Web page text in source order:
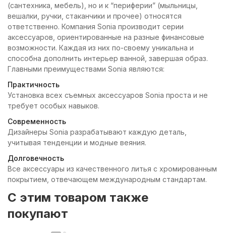
(сантехника, мебель), но и к “периферии” (мыльницы,
вешалки, ручки, стаканчики и прочее) относятся
ответственно. Компания Sonia производит серии
аксессуаров, ориентированные на разные финансовые
возможности. Каждая из них по-своему уникальна и
способна дополнить интерьер ванной, завершая образ.
Главными преимуществами Sonia являются:
Практичность
Установка всех съемных аксессуаров Sonia проста и не
требует особых навыков.
Современность
Дизайнеры Sonia разрабатывают каждую деталь,
учитывая тенденции и модные веяния.
Долговечность
Все аксессуары из качественного литья с хромированным
покрытием, отвечающем международным стандартам.
C этим товаром также
покупают